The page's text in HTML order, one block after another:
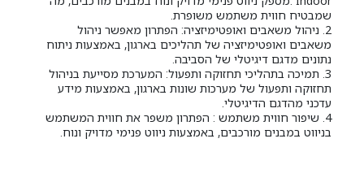
שמבטיח חווית משתמש משופרת.
2. ניהול משאבים ואופטימיזציה: הפתרון מאפשר ניהול
משאבים ואופטימיזציה של תהליכים בארגון, באמצעות ניתוח
נתונים מדגם דיגיטלי של הסביבה.
3. תמיכה בתהליכי תחזוקה ותפעול: המערכת מסייעת בניהול
תחזוקה ותפעול של מערכות שונות בארגון, באמצעות מידע
עדכני מהדגם הדיגיטלי.
4. שיפור חווית משתמש : הפתרון משפר את חווית המשתמש
בניווט במבנים מורכבים, באמצעות ניווט פנימי מדויק ונוח.